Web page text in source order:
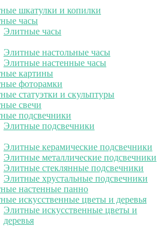
шкатулки и копилки
часы
Элитные часы
Элитные настольные часы
Элитные настенные часы
картины
фоторамки
статуэтки и скульптуры
свечи
подсвечники
Элитные подсвечники
Элитные керамические подсвечники
Элитные металлические подсвечники
Элитные стеклянные подсвечники
Элитные хрустальные подсвечники
настенные панно
искусственные цветы и деревья
Элитные искусственные цветы и
деревья